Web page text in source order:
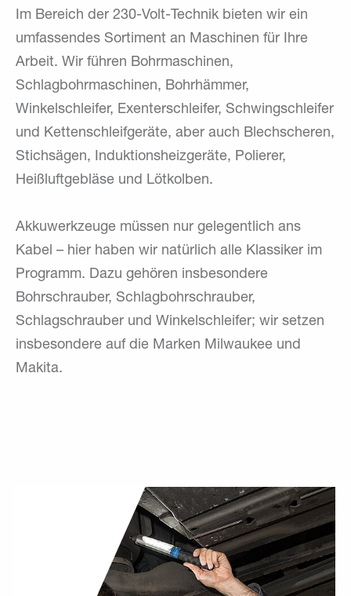
Im Bereich der 230-Volt-Technik bieten wir ein
umfassendes Sortiment an Maschinen für Ihre
Arbeit. Wir führen Bohrmaschinen,
Schlagbohrmaschinen, Bohrhämmer,
Winkelschleifer, Exenterschleifer, Schwingschleifer
und Kettenschleifgeräte, aber auch Blechscheren,
Stichsägen, Induktionsheizgeräte, Polierer,
Heißluftgebläse und Lötkolben.
Akkuwerkzeuge müssen nur gelegentlich ans
Kabel – hier haben wir natürlich alle Klassiker im
Programm. Dazu gehören insbesondere
Bohrschrauber, Schlagbohrschrauber,
Schlagschrauber und Winkelschleifer; wir setzen
insbesondere auf die Marken Milwaukee und
Makita.